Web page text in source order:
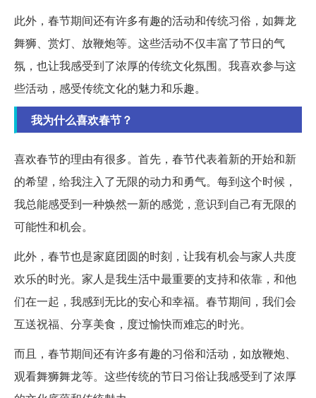
此外，春节期间还有许多有趣的活动和传统习俗，如舞龙
舞狮、赏灯、放鞭炮等。这些活动不仅丰富了节日的气
氛，也让我感受到了浓厚的传统文化氛围。我喜欢参与这
些活动，感受传统文化的魅力和乐趣。
我为什么喜欢春节？
喜欢春节的理由有很多。首先，春节代表着新的开始和新
的希望，给我注入了无限的动力和勇气。每到这个时候，
我总能感受到一种焕然一新的感觉，意识到自己有无限的
可能性和机会。
此外，春节也是家庭团圆的时刻，让我有机会与家人共度
欢乐的时光。家人是我生活中最重要的支持和依靠，和他
们在一起，我感到无比的安心和幸福。春节期间，我们会
互送祝福、分享美食，度过愉快而难忘的时光。
而且，春节期间还有许多有趣的习俗和活动，如放鞭炮、
观看舞狮舞龙等。这些传统的节日习俗让我感受到了浓厚